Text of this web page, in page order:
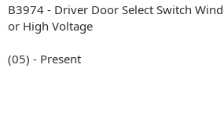
B3974 - Driver Door Select Switch
or High Voltage
(05) - Present